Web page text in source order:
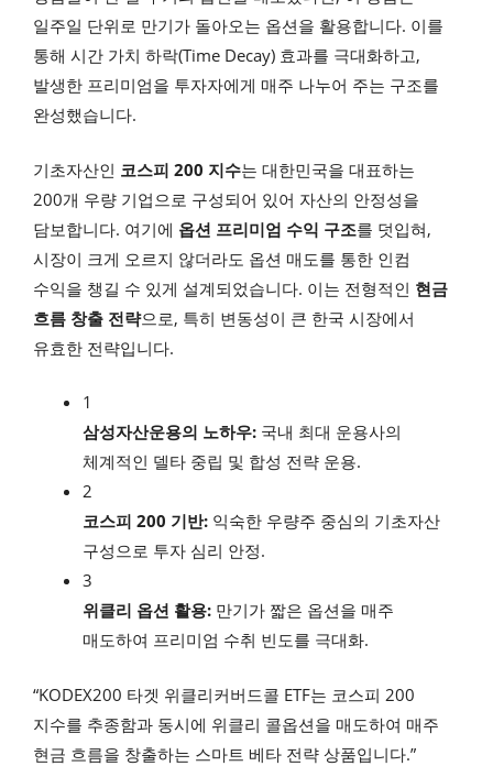
일주일 단위로 만기가 돌아오는 옵션을 활용합니다. 이를
통해 시간 가치 하락(Time Decay) 효과를 극대화하고,
발생한 프리미엄을 투자자에게 매주 나누어 주는 구조를
완성했습니다.
기초자산인 코스피 200 지수는 대한민국을 대표하는
200개 우량 기업으로 구성되어 있어 자산의 안정성을
담보합니다. 여기에 옵션 프리미엄 수익 구조를 덧입혀,
시장이 크게 오르지 않더라도 옵션 매도를 통한 인컴
수익을 챙길 수 있게 설계되었습니다. 이는 전형적인 현금
흐름 창출 전략으로, 특히 변동성이 큰 한국 시장에서
유효한 전략입니다.
1
삼성자산운용의 노하우: 국내 최대 운용사의
체계적인 델타 중립 및 합성 전략 운용.
2
코스피 200 기반: 익숙한 우량주 중심의 기초자산
구성으로 투자 심리 안정.
3
위클리 옵션 활용: 만기가 짧은 옵션을 매주
매도하여 프리미엄 수취 빈도를 극대화.
“KODEX200 타겟 위클리커버드콜 ETF는 코스피 200
지수를 추종함과 동시에 위클리 콜옵션을 매도하여 매주
현금 흐름을 창출하는 스마트 베타 전략 상품입니다.”